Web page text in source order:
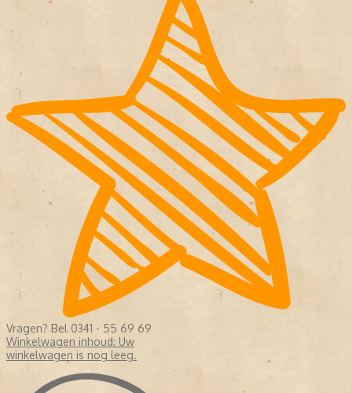
Vragen? Bel 0341 - 55 69 69
Winkelwagen inhoud: Uw
winkelwagen is nog leeg.